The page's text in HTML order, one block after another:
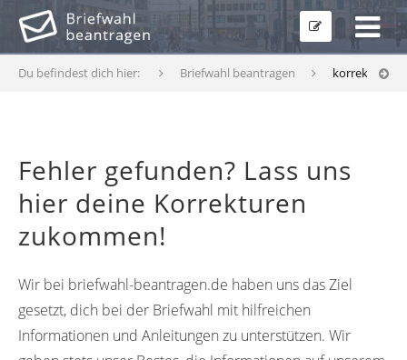
Du befindest dich hier: Briefwahl beantragen
Fehler gefunden? Lass uns
hier deine Korrekturen
zukommen!
Wir bei briefwahl-beantragen.de haben uns das Ziel
gesetzt, dich bei der Briefwahl mit hilfreichen
Informationen und Anleitungen zu unterstützen. Wir